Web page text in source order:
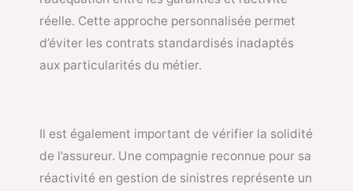
réelle. Cette approche personnalisée permet
d’éviter les contrats standardisés inadaptés
aux particularités du métier.
Il est également important de vérifier la solidité
de l’assureur. Une compagnie reconnue pour sa
réactivité en gestion de sinistres représente un